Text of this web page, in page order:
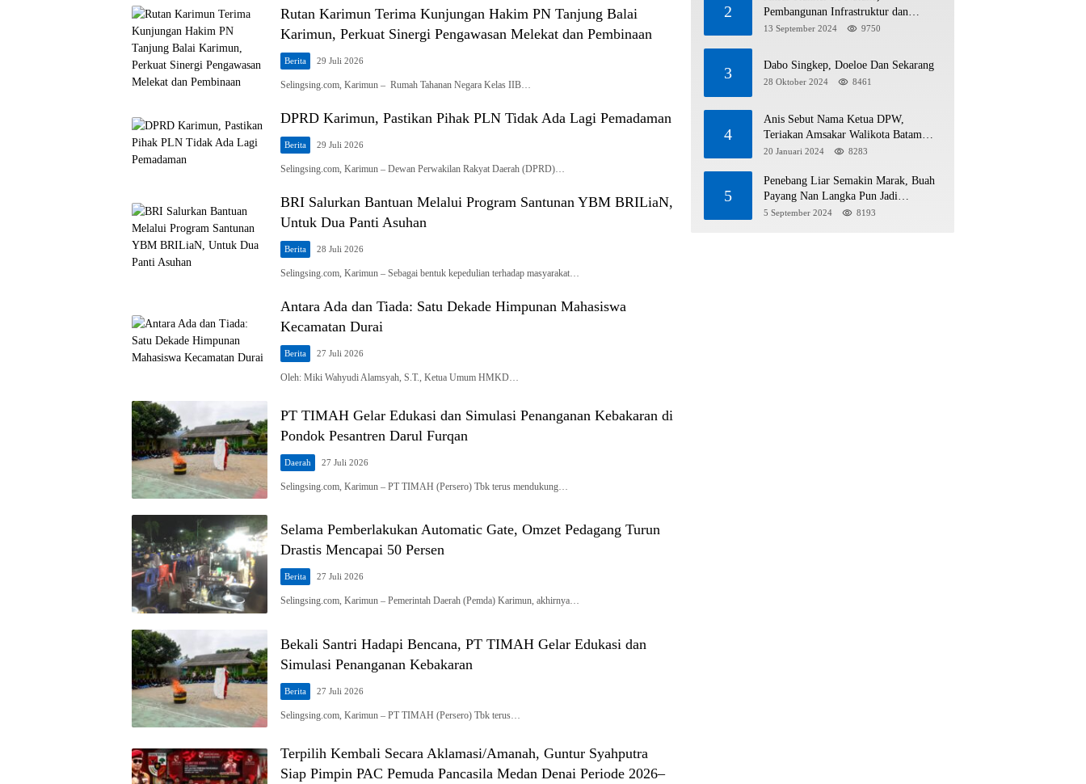
Rutan Karimun Terima Kunjungan Hakim PN Tanjung Balai
Karimun, Perkuat Sinergi Pengawasan Melekat dan Pembinaan
Berita 29 Juli 2026
Selingsing.com, Karimun – Rumah Tahanan Negara Kelas IIB…
DPRD Karimun, Pastikan Pihak PLN Tidak Ada Lagi Pemadaman
Berita 29 Juli 2026
Selingsing.com, Karimun – Dewan Perwakilan Rakyat Daerah (DPRD)…
BRI Salurkan Bantuan Melalui Program Santunan YBM BRILiaN,
Untuk Dua Panti Asuhan
Berita 28 Juli 2026
Selingsing.com, Karimun – Sebagai bentuk kepedulian terhadap masyarakat…
Antara Ada dan Tiada: Satu Dekade Himpunan Mahasiswa
Kecamatan Durai
Berita 27 Juli 2026
Oleh: Miki Wahyudi Alamsyah, S.T., Ketua Umum HMKD…
PT TIMAH Gelar Edukasi dan Simulasi Penanganan Kebakaran di
Pondok Pesantren Darul Furqan
Daerah 27 Juli 2026
Selingsing.com, Karimun – PT TIMAH (Persero) Tbk terus mendukung…
Selama Pemberlakukan Automatic Gate, Omzet Pedagang Turun
Drastis Mencapai 50 Persen
Berita 27 Juli 2026
Selingsing.com, Karimun – Pemerintah Daerah (Pemda) Karimun, akhirnya…
Bekali Santri Hadapi Bencana, PT TIMAH Gelar Edukasi dan
Simulasi Penanganan Kebakaran
Berita 27 Juli 2026
Selingsing.com, Karimun – PT TIMAH (Persero) Tbk terus…
Terpilih Kembali Secara Aklamasi/Amanah, Guntur Syahputra
Siap Pimpin PAC Pemuda Pancasila Medan Denai Periode 2026–
2
Pembangunan Infrastruktur dan
Bantuan Sosial Direalisasikan Hingga
13 September 2024 9750
3 Dabo Singkep, Doeloe Dan Sekarang
28 Oktober 2024 8461
4
Anis Sebut Nama Ketua DPW,
Teriakan Amsakar Walikota Batam
Menggema
20 Januari 2024 8283
5
Penebang Liar Semakin Marak, Buah
Payang Nan Langka Pun Jadi
Targetnya
5 September 2024 8193